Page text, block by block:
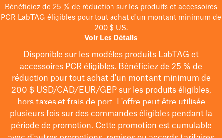
Bénéficiez de 25 % de réduction sur les produits et accessoires
PCR LabTAG éligibles pour tout achat d'un montant minimum de
200 $ US.
Voir Les Détails
Disponible sur les modèles produits LabTAG et
accessoires PCR éligibles. Bénéficiez de 25 % de
réduction pour tout achat d'un montant minimum de
200 $USD/CAD/EUR/GBPsur les produits éligibles,
hors taxes et frais de port. L'offre peut être utilisée
plusieurs fois sur des commandes éligibles pendant la
période de promotion. Cette promotion est cumulable